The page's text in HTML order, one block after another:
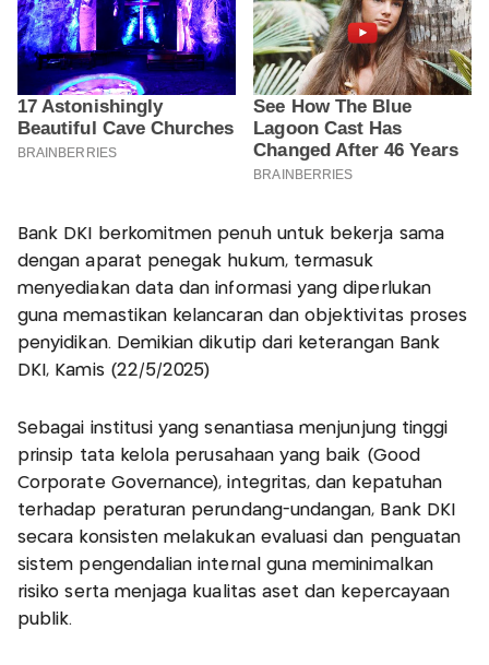
Bank DKI berkomitmen penuh untuk bekerja sama
dengan aparat penegak hukum, termasuk
menyediakan data dan informasi yang diperlukan
guna memastikan kelancaran dan objektivitas proses
penyidikan. Demikian dikutip dari keterangan Bank
DKI, Kamis (22/5/2025)
Sebagai institusi yang senantiasa menjunjung tinggi
prinsip tata kelola perusahaan yang baik (Good
Corporate Governance), integritas, dan kepatuhan
terhadap peraturan perundang-undangan, Bank DKI
secara konsisten melakukan evaluasi dan penguatan
sistem pengendalian internal guna meminimalkan
risiko serta menjaga kualitas aset dan kepercayaan
publik.